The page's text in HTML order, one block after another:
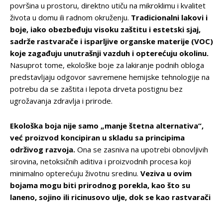
površina u prostoru, direktno utiču na mikroklimu i kvalitet
života u domu ili radnom okruženju. Tradicionalni lakovi i
boje, iako obezbeđuju visoku zaštitu i estetski sjaj,
sadrže rastvarače i isparljive organske materije (VOC)
koje zagađuju unutrašnji vazduh i opterećuju okolinu.
Nasuprot tome, ekološke boje za lakiranje podnih obloga
predstavljaju odgovor savremene hemijske tehnologije na
potrebu da se zaštita i lepota drveta postignu bez
ugrožavanja zdravlja i prirode.
Ekološka boja nije samo „manje štetna alternativa“,
već proizvod koncipiran u skladu sa principima
održivog razvoja. Ona se zasniva na upotrebi obnovljivih
sirovina, netoksičnih aditiva i proizvodnih procesa koji
minimalno opterećuju životnu sredinu. Veziva u ovim
bojama mogu biti prirodnog porekla, kao što su
laneno, sojino ili ricinusovo ulje, dok se kao rastvarači